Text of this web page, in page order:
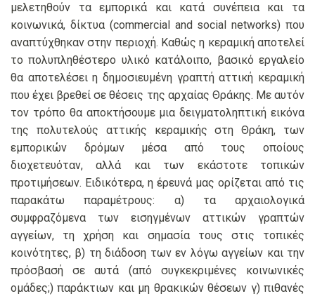
μελετηθούν τα εμπορικά και κατά συνέπεια και τα
κοινωνικά, δίκτυα (commercial and social networks) που
αναπτύχθηκαν στην περιοχή. Καθώς η κεραμική αποτελεί
το πολυπληθέστερο υλικό κατάλοιπο, βασικό εργαλείο
θα αποτελέσει η δημοσιευμένη γραπτή αττική κεραμική
που έχει βρεθεί σε θέσεις της αρχαίας Θράκης. Με αυτόν
τον τρόπο θα αποκτήσουμε μια δειγματοληπτική εικόνα
της πολυτελούς αττικής κεραμικής στη Θράκη, των
εμπορικών δρόμων μέσα από τους οποίους
διοχετευόταν, αλλά και των εκάστοτε τοπικών
προτιμήσεων. Ειδικότερα, η έρευνά μας ορίζεται από τις
παρακάτω παραμέτρους: α) τα αρχαιολογικά
συμφραζόμενα των εισηγμένων αττικών γραπτών
αγγείων, τη χρήση και σημασία τους στις τοπικές
κοινότητες, β) τη διάδοση των εν λόγω αγγείων και την
πρόσβασή σε αυτά (από συγκεκριμένες κοινωνικές
ομάδες;) παράκτιων και μη θρακικών θέσεων γ) πιθανές